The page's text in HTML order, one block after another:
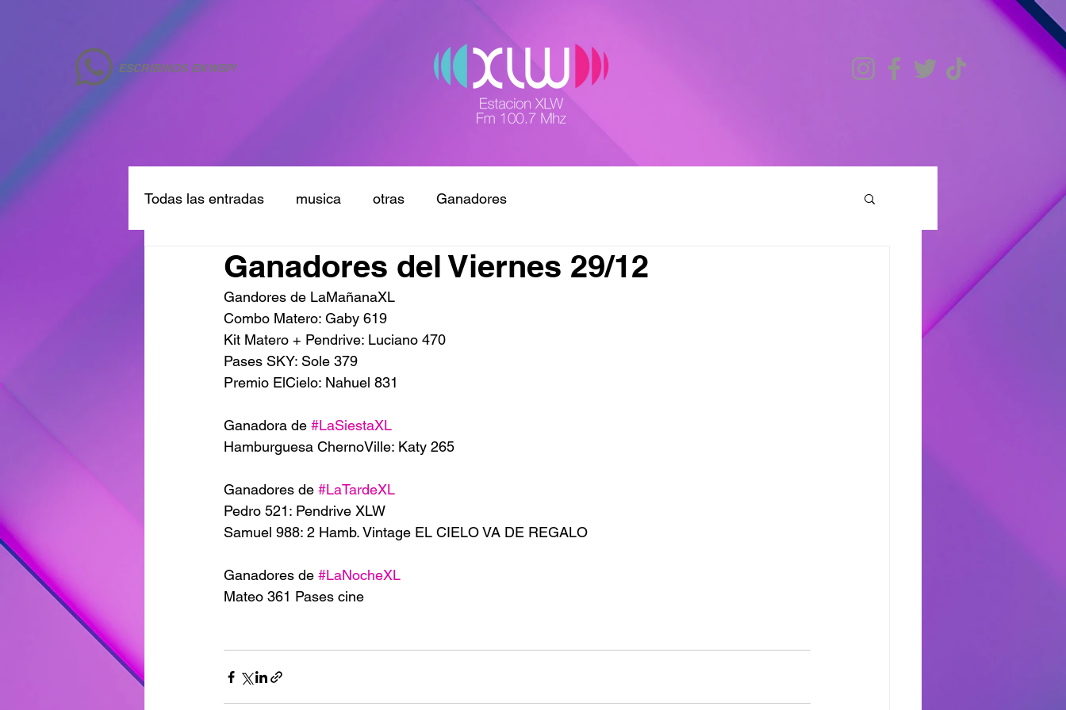
ESCRIBINOS EN WSP!
Todas las entradas musica otras Ganadores
Ganadores del Viernes 29/12
Gandores de LaMañanaXL
Combo Matero: Gaby 619
Kit Matero + Pendrive: Luciano 470
Pases SKY: Sole 379
Premio ElCielo: Nahuel 831
Ganadora de #LaSiestaXL
Hamburguesa ChernoVille: Katy 265
Ganadores de #LaTardeXL
Pedro 521: Pendrive XLW
Samuel 988: 2 Hamb. Vintage EL CIELO VA DE REGALO
Ganadores de #LaNocheXL
Mateo 361 Pases cine